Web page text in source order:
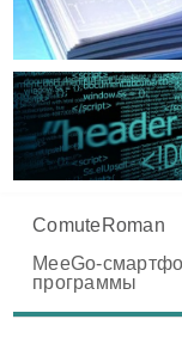
ComuteRoman
MeeGo-
программы